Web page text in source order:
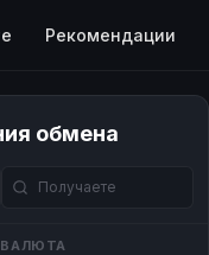
Рекомендации
обмена